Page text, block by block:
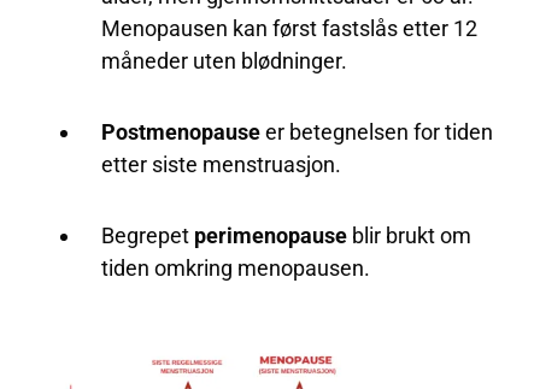
Menopausen kan først fastslås etter 12
måneder uten blødninger.
Postmenopauseer betegnelsen for tiden
etter siste menstruasjon.
Begrepet perimenopause blir brukt om
tiden omkring menopausen.